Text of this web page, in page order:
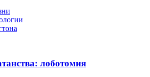
лоботомия